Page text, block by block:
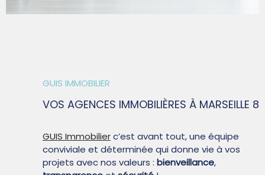
CONTACT
GUIS IMMOBILIER
VOS AGENCES IMMOBILIÈRES À MARSEILLE 8
GUIS Immobilierc’est avant tout, une équipe
conviviale et déterminée qui donne vie à vos
projets avec nos valeurs : bienveillance,